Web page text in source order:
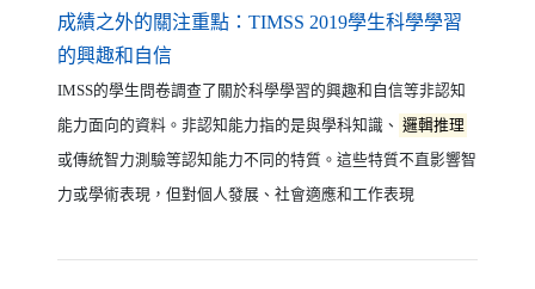
成績之外的關注重點：TIMSS 2019學生科學學習
的興趣和自信（另開新視窗）
IMSS的學生問卷調查了關於科學學習的興趣和自信等非認知
能力面向的資料。非認知能力指的是與學科知識、 邏輯推理
或傳統智力測驗等認知能力不同的特質。這些特質不直影響智
力或學術表現，但對個人發展、社會適應和工作表現